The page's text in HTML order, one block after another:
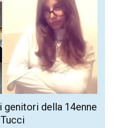
genitori della 14enne